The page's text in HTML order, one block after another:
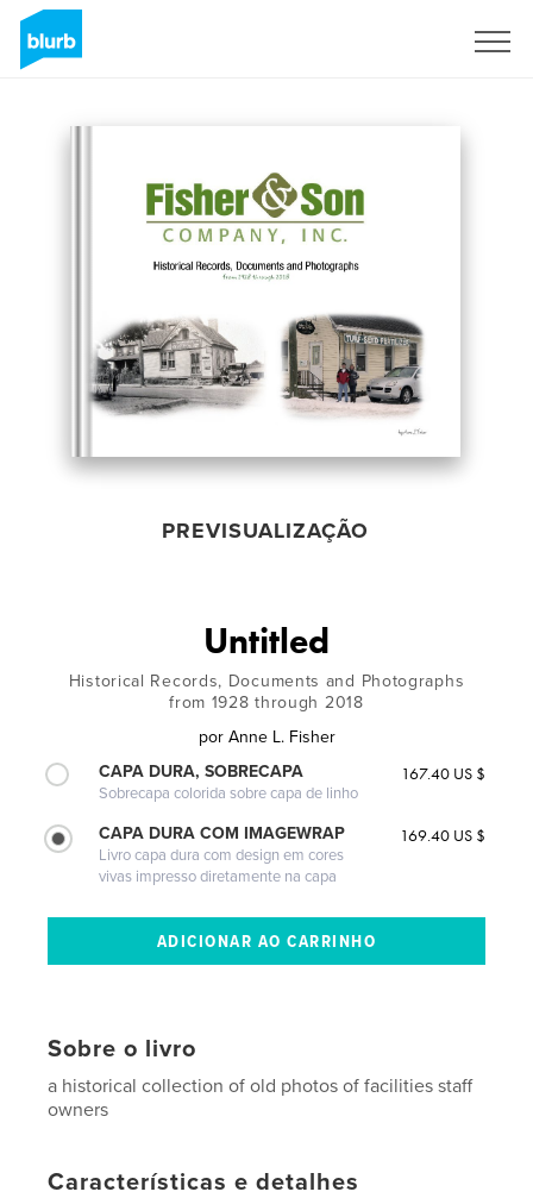
PREVISUALIZAÇÃO
Untitled
Historical Records, Documents and Photographs
from 1928 through 2018
por Anne L. Fisher
CAPA DURA, SOBRECAPA
Sobrecapa colorida sobre capa de linho
167.40 US $
CAPA DURA COM IMAGEWRAP
Livro capa dura com design em cores
vivas impresso diretamente na capa
169.40 US $
Sobre o livro
a historical collection of old photos of facilities staff
owners
Características e detalhes